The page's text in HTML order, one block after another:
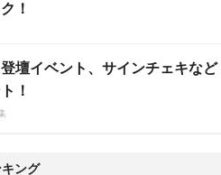
！
壇イベント、サインチェキなど
！
ング